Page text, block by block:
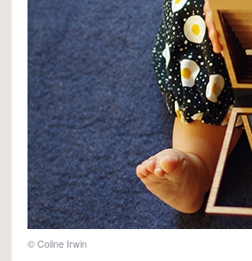
© Coline Irwin